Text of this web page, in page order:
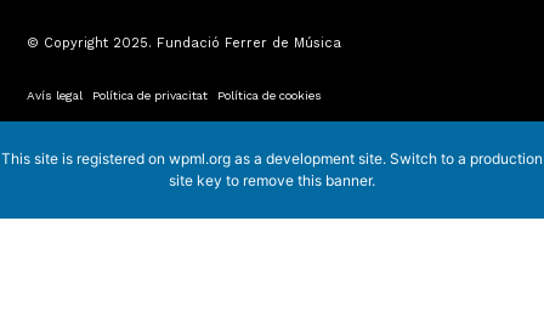
a
r
a
m
u
e
© Copyright 2025. Fundació Ferrer de Música
Avís legal Política de privacitat Política de cookies
This site is registered on wpml.org as a development site. Switch to a production
site key to remove this banner.